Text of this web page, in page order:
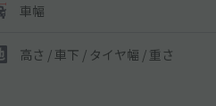
車幅
高さ / 車下 / タイヤ幅 / 重さ